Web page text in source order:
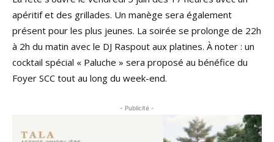
apéritif et des grillades. Un manège sera également
présent pour les plus jeunes. La soirée se prolonge de 22h
à 2h du matin avec le DJ Raspout aux platines. À noter : un
cocktail spécial « Paluche » sera proposé au bénéfice du
Foyer SCC tout au long du week-end.
- Publicité -